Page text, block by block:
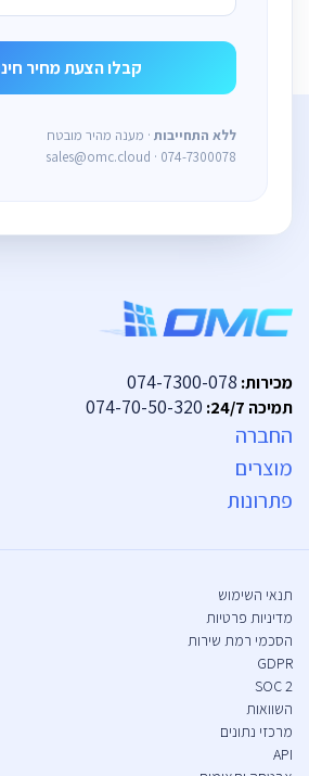
ללא התחייבות · מענה מהיר מובטח
sales@omc.cloud · 074-7300078
מכירות: 074-7300-078
תמיכה 24/7: 074-70-50-320
החברה
מוצרים
פתרונות
תנאי השימוש
מדיניות פרטיות
הסכמי רמת שירות
GDPR
SOC 2
השוואות
מרכזי נתונים
API